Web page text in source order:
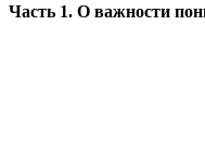
Часть 1. О важности